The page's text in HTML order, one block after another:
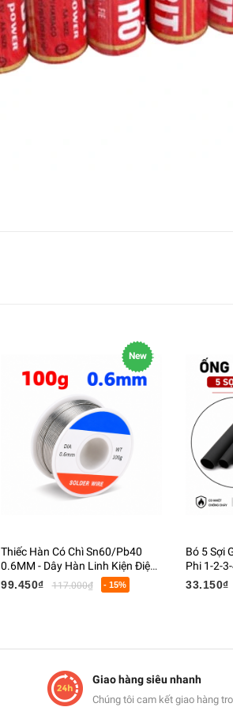
New
Thiếc Hàn Có Chì Sn60/Pb40
0.6MM - Dây Hàn Linh Kiện Điện
Tử Có Lõi Flux
99.450₫ 117.000₫ - 15%
Bó 5 Sợi
Phi 1-2-
33.150₫
Giao hàng siêu nhanh
Chúng tôi cam kết giao hàng